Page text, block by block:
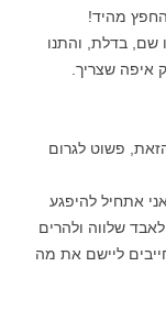
מהיד!
שם, בדלת, והתנו
איפה שצריך.
פשוט לגרום
אתחיל להיפגע
שלווה ולהרים
ליישם את מה